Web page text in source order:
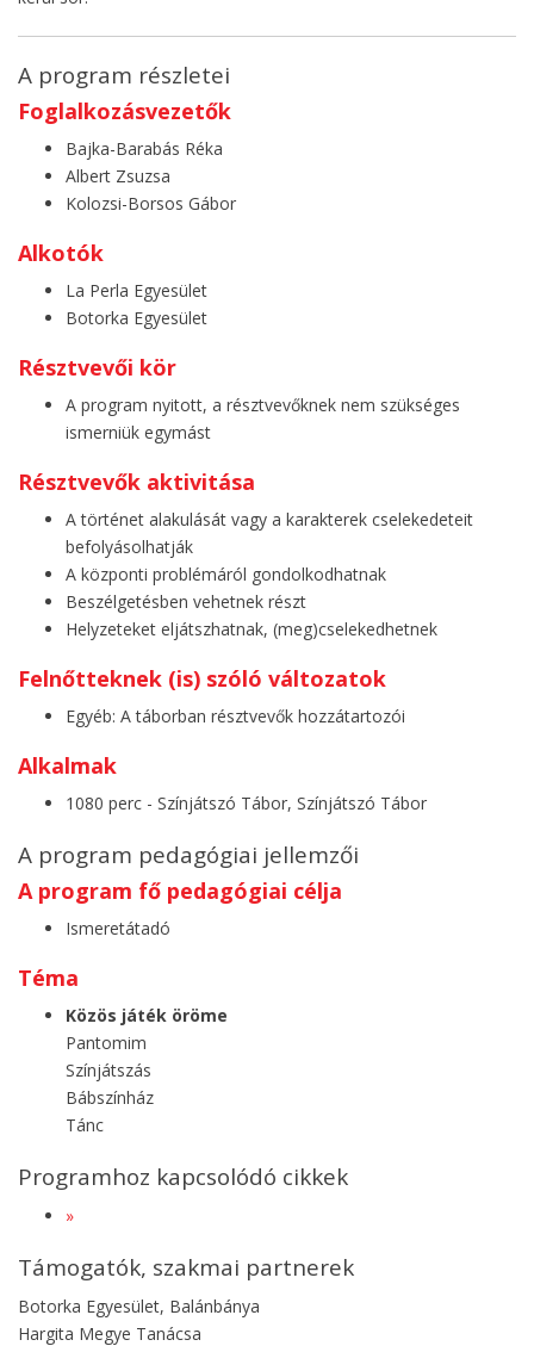
A program részletei
Foglalkozásvezetők
Bajka-Barabás Réka
Albert Zsuzsa
Kolozsi-Borsos Gábor
Alkotók
La Perla Egyesület
Botorka Egyesület
Résztvevői kör
A program nyitott, a résztvevőknek nem szükséges
ismerniük egymást
Résztvevők aktivitása
A történet alakulását vagy a karakterek cselekedeteit
befolyásolhatják
A központi problémáról gondolkodhatnak
Beszélgetésben vehetnek részt
Helyzeteket eljátszhatnak, (meg)cselekedhetnek
Felnőtteknek (is) szóló változatok
Egyéb: A táborban résztvevők hozzátartozói
Alkalmak
1080 perc - Színjátszó Tábor, Színjátszó Tábor
A program pedagógiai jellemzői
A program fő pedagógiai célja
Ismeretátadó
Téma
Közös játék öröme
Pantomim
Színjátszás
Bábszínház
Tánc
Programhoz kapcsolódó cikkek
»
Támogatók, szakmai partnerek
Botorka Egyesület, Balánbánya
Hargita Megye Tanácsa